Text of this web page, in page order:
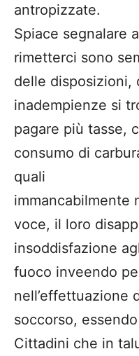
antropizzate.
Spiace segnalare
rimetterci sono
delle disposizioni,
inadempienze si
pagare più tasse,
consumo di
quali
immancabilmente
voce, il loro
insoddisfazione
fuoco inveendo
nell’effettuazione
soccorso,
Cittadini che in